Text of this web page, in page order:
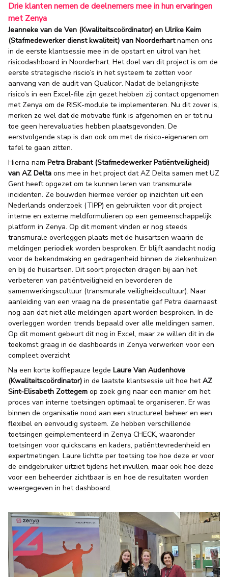
Drie klanten nemen de deelnemers mee in hun ervaringen
met Zenya
Jeanneke van de Ven (Kwaliteitscoördinator) en Ulrike Keim
(Stafmedewerker dienst kwaliteit) van Noorderhartnamen ons
in de eerste klantsessie mee in de opstart en uitrol van het
risicodashboard in Noorderhart. Het doel van dit project is om de
eerste strategische riscio’s in het systeem te zetten voor
aanvang van de audit van Qualicor. Nadat de belangrijkste
risico’s in een Excel-file zijn gezet hebben zij contact opgenomen
met Zenya om de RISK-module te implementeren. Nu dit zover is,
merken ze wel dat de motivatie flink is afgenomen en er tot nu
toe geen herevaluaties hebben plaatsgevonden. De
eerstvolgende stap is dan ook om met de risico-eigenaren om
tafel te gaan zitten.
Hierna nam Petra Brabant (Stafmedewerker Patiëntveiligheid)
van AZ Delta ons mee in het project dat AZ Delta samen met UZ
Gent heeft opgezet om te kunnen leren van transmurale
incidenten. Ze bouwden hiermee verder op inzichten uit een
Nederlands onderzoek (TIPP) en gebruikten voor dit project
interne en externe meldformulieren op een gemeenschappelijk
platform in Zenya. Op dit moment vinden er nog steeds
transmurale overleggen plaats met de huisartsen waarin de
meldingen periodiek worden besproken. Er blijft aandacht nodig
voor de bekendmaking en gedragenheid binnen de ziekenhuizen
en bij de huisartsen. Dit soort projecten dragen bij aan het
verbeteren van patiëntveiligheid en bevorderen de
samenwerkingscultuur (transmurale veiligheidscultuur). Naar
aanleiding van een vraag na de presentatie gaf Petra daarnaast
nog aan dat niet alle meldingen apart worden besproken. In de
overleggen worden trends bepaald over alle meldingen samen.
Op dit moment gebeurt dit nog in Excel, maar ze willen dit in de
toekomst graag in de dashboards in Zenya verwerken voor een
compleet overzicht
Na een korte koffiepauze legde Laure Van Audenhove
(Kwaliteitscoördinator) in de laatste klantsessie uit hoe hetAZ
Sint-Elisabeth Zottegem op zoek ging naar een manier om het
proces van interne toetsingen optimaal te organiseren. Er was
binnen de organisatie nood aan een structureel beheer en een
flexibel en eenvoudig systeem. Ze hebben verschillende
toetsingen geïmplementeerd in Zenya CHECK, waaronder
toetsingen voor quickscans en kaders, patiënttevredenheid en
expertmetingen. Laure lichtte per toetsing toe hoe deze er voor
de eindgebruiker uitziet tijdens het invullen, maar ook hoe deze
voor een beheerder zichtbaar is en hoe de resultaten worden
weergegeven in het dashboard.